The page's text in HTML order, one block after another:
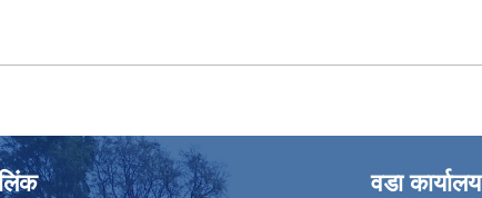
वडा कार्यालय